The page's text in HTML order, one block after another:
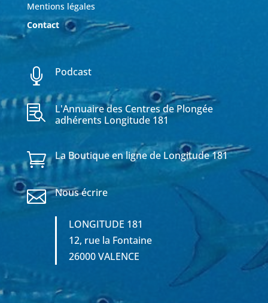
Mentions légales
Contact
 Podcast

L'Annuaire des Centres de Plongée
adhérents Longitude 181
 La Boutique en ligne de Longitude 181
 Nous écrire
LONGITUDE 181
12, rue la Fontaine
26000 VALENCE